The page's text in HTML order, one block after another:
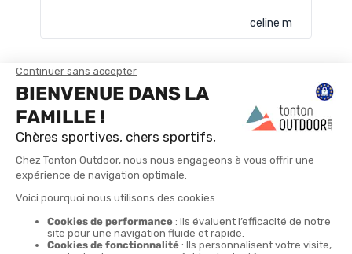
celine m
TROUVER UN MAGASIN
LIVRAISON GRATUITE RETOURS POSSIBLES LIVRAISON EN 24H
4X
PAIEMENT EN 4 FOIS